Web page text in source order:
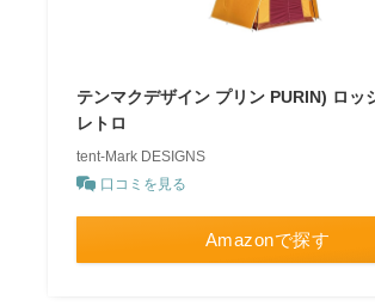
テンマクデザイン プリン PURIN) ロッ
レトロ
tent-Mark DESIGNS
口コミを見る
Amazonで探す